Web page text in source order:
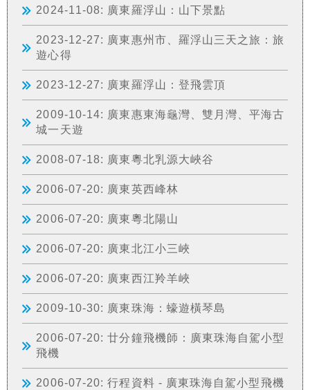
2024-11-08: 廣東羅浮山：山下景點
2023-12-27: 廣東惠州市、羅浮山三天之旅：旅
遊心得
2023-12-27: 廣東羅浮山：登飛雲頂
2009-10-14: 廣東惠東海龜灣、雙月灣、平海古
城一天遊
2008-07-18: 廣東粵北乳源大峽谷
2006-07-20: 廣東英西峰林
2006-07-20: 廣東粵北陽山
2006-07-20: 廣東北江小三峽
2006-07-20: 廣東西江羚羊峽
2009-10-30: 廣東珠海：蠔遊橫琴島
2006-07-20: 廿分鐘飛機師：廣東珠海自駕小型
飛機
2006-07-20: 行程資料 - 廣東珠海自駕小型飛機